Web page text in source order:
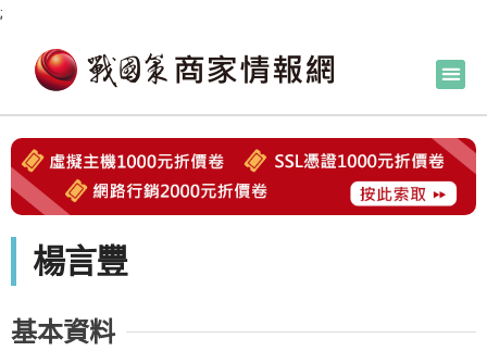
;
楊言豐
基本資料